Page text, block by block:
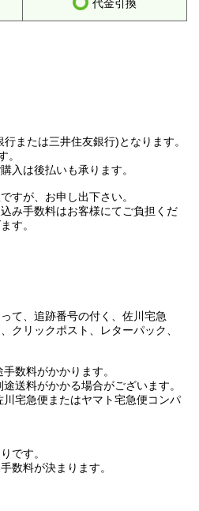
代金引換
または三井住友銀行)となります。
。
入は後払いも承ります。
すが、お申し出下さい。
み手数料はお客様にてご負担くだ
す。
て、追跡番号の付く、佐川宅急
クリックポスト、レターパック、
数料がかかります。
送料がかかる場合がございます。
宅急便またはヤマト宅急便コンパ
です。
数料が決まります。